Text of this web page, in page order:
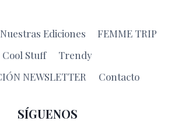
Nuestras Ediciones
FEMME TRIP
Cool Stuff
Trendy
NEWSLETTER
Contacto
SÍGUENOS